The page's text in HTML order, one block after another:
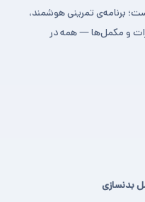
برنامه‌ی تمرینی هوشمند،
و مکمل‌ها — همه در
بدنسازی